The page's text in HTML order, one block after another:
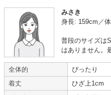
思ったよりずっと素敵でした
年齢 : 50代以降
身長 :
体重 :30kg台
体型 :
みさき
身長: 159cm／
普段のサイズは
はありません。
全体的
ぴったり
着丈
ひざ上1cm